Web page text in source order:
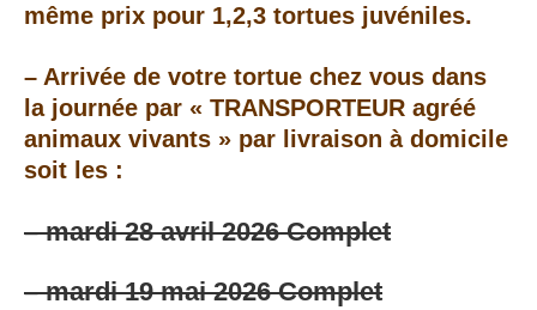
même prix pour 1,2,3 tortues juvéniles.
– Arrivée de votre tortue chez vous dans
la journée par « TRANSPORTEUR agréé
animaux vivants » par livraison à domicile
soit les :
– mardi 28 avril 2026 Complet
– mardi 19 mai 2026 Complet